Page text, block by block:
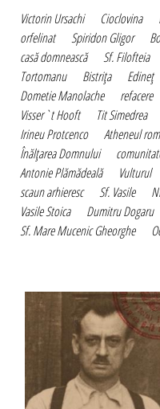
Victorin Ursachi Cioclovina
orfelinat
Spiridon Gligor
casă domnească
Sf. Filofteia
Tortomanu
Bistriţa Edineţ
Dometie Manolache
refacere
Visser`t Hooft
Tit Simedrea
Irineu Protcenco
Atheneul
Înălţarea Domnului
Antonie Plămădeală
Vulturul
scaun arhieresc
Sf. Vasile
Vasile Stoica
Dumitru Dogaru
Sf. Mare Mucenic Gheorghe